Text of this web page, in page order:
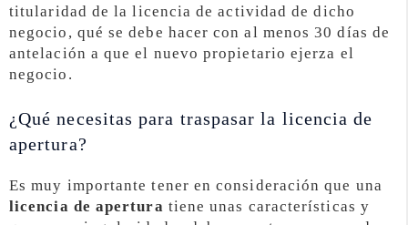
titularidad de la licencia de actividad de dicho
negocio, qué se debe hacer con al menos 30 días de
antelación a que el nuevo propietario ejerza el
negocio.
¿Qué necesitas para traspasar la licencia de
apertura?
Es muy importante tener en consideración que una
licencia de apertura tiene unas características y